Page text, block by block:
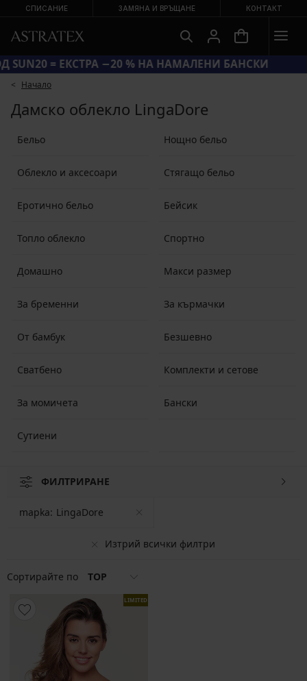
СПИСАНИЕ ЗАМЯНА И ВРЪЩАНЕ КОНТАКТ
КОД SUN20 = ЕКСТРА −20 % НА НАМАЛЕНИ БАНСКИ
Начало
Дамско облекло LingaDore
Бельо Нощно бельо
Облекло и аксесоари Стягащо бельо
Еротично бельо Бейсик
Топло облекло Спортно
Домашно Макси размер
За бременни За кърмачки
От бамбук Безшевно
Сватбено Комплекти и сетове
За момичета Бански
Сутиени
ФИЛТРИРАНЕ
Изтрий всички филтри
mapka: LingaDore
Сортирайте по TOP
LIMITED